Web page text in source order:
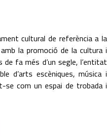
cultural de referència a la
la promoció de la cultura i
fa més d’un segle, l’entitat
d’arts escèniques, música i
se com un espai de trobada i